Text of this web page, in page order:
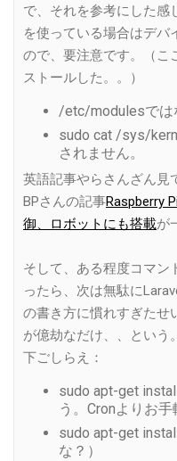
で、それを参考にした感
を使っている場合はデバ
ので、要注意です。（こ
ストールした。。）
/etc/modulesでは
sudo cat /sys/
されません。
英語記事やらさんざん見
BPさんの記事Raspberry
御、ロボットにも搭載が
そして、ある程度コマン
ったら、次は無駄に
の書き方に慣れすぎたせ
が億劫なだけ、、という
下ごしらえ：
sudo apt-get
う。Cronよりお手
sudo apt-get
な？）